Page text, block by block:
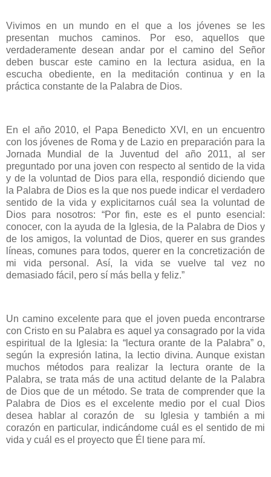
Vivimos en un mundo en el que a los jóvenes se les
presentan muchos caminos. Por eso, aquellos que
verdaderamente desean andar por el camino del Señor
deben buscar este camino en la lectura asidua, en la
escucha obediente, en la meditación continua y en la
práctica constante de la Palabra de Dios.
En el año 2010, el Papa Benedicto XVI, en un encuentro
con los jóvenes de Roma y de Lazio en preparación para la
Jornada Mundial de la Juventud del año 2011, al ser
preguntado por una joven con respecto al sentido de la vida
y de la voluntad de Dios para ella, respondió diciendo que
la Palabra de Dios es la que nos puede indicar el verdadero
sentido de la vida y explicitarnos cuál sea la voluntad de
Dios para nosotros: “Por fin, este es el punto esencial:
conocer, con la ayuda de la Iglesia, de la Palabra de Dios y
de los amigos, la voluntad de Dios, querer en sus grandes
líneas, comunes para todos, querer en la concretización de
mi vida personal. Así, la vida se vuelve tal vez no
demasiado fácil, pero sí más bella y feliz.”
Un camino excelente para que el joven pueda encontrarse
con Cristo en su Palabra es aquel ya consagrado por la vida
espiritual de la Iglesia: la “lectura orante de la Palabra” o,
según la expresión latina, la lectio divina. Aunque existan
muchos métodos para realizar la lectura orante de la
Palabra, se trata más de una actitud delante de la Palabra
de Dios que de un método. Se trata de comprender que la
Palabra de Dios es el excelente medio por el cual Dios
desea hablar al corazón de su Iglesia y también a mi
corazón en particular, indicándome cuál es el sentido de mi
vida y cuál es el proyecto que Él tiene para mí.